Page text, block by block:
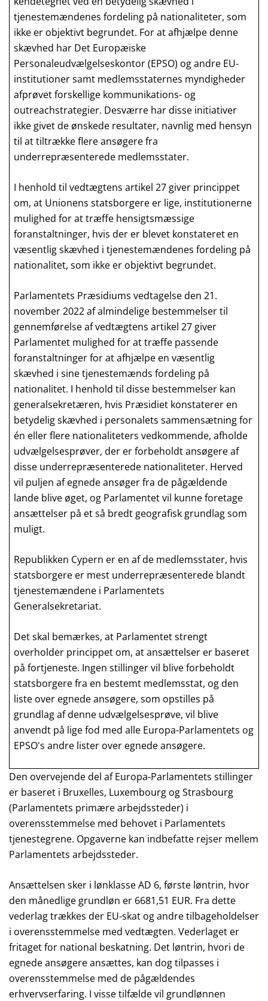
tjenestemændenes fordeling på nationaliteter, som
ikke er objektivt begrundet. For at afhjælpe denne
skævhed har Det Europæiske
Personaleudvælgelseskontor (EPSO) og andre EU-
institutioner samt medlemsstaternes myndigheder
afprøvet forskellige kommunikations- og
outreachstrategier. Desværre har disse initiativer
ikke givet de ønskede resultater, navnlig med hensyn
til at tiltrække flere ansøgere fra
underrepræsenterede medlemsstater.
I henhold til vedtægtens artikel 27 giver princippet
om, at Unionens statsborgere er lige, institutionerne
mulighed for at træffe hensigtsmæssige
foranstaltninger, hvis der er blevet konstateret en
væsentlig skævhed i tjenestemændenes fordeling på
nationalitet, som ikke er objektivt begrundet.
Parlamentets Præsidiums vedtagelse den 21.
november 2022 af almindelige bestemmelser til
gennemførelse af vedtægtens artikel 27 giver
Parlamentet mulighed for at træffe passende
foranstaltninger for at afhjælpe en væsentlig
skævhed i sine tjenestemænds fordeling på
nationalitet. I henhold til disse bestemmelser kan
generalsekretæren, hvis Præsidiet konstaterer en
betydelig skævhed i personalets sammensætning for
én eller flere nationaliteters vedkommende, afholde
udvælgelsesprøver, der er forbeholdt ansøgere af
disse underrepræsenterede nationaliteter. Herved
vil puljen af egnede ansøger fra de pågældende
lande blive øget, og Parlamentet vil kunne foretage
ansættelser på et så bredt geografisk grundlag som
muligt.
Republikken Cypern er en af de medlemsstater, hvis
statsborgere er mest underrepræsenterede blandt
tjenestemændene i Parlamentets
Generalsekretariat.
Det skal bemærkes, at Parlamentet strengt
overholder princippet om, at ansættelser er baseret
på fortjeneste. Ingen stillinger vil blive forbeholdt
statsborgere fra en bestemt medlemsstat, og den
liste over egnede ansøgere, som opstilles på
grundlag af denne udvælgelsesprøve, vil blive
anvendt på lige fod med alle Europa-Parlamentets og
EPSO's andre lister over egnede ansøgere.
Den overvejende del af Europa-Parlamentets stillinger
er baseret i Bruxelles, Luxembourg og Strasbourg
(Parlamentets primære arbejdssteder) i
overensstemmelse med behovet i Parlamentets
tjenestegrene. Opgaverne kan indbefatte rejser mellem
Parlamentets arbejdssteder.
Ansættelsen sker i lønklasse AD 6, første løntrin, hvor
den månedlige grundløn er 6681,51 EUR. Fra dette
vederlag trækkes der EU-skat og andre tilbageholdelser
i overensstemmelse med vedtægten. Vederlaget er
fritaget for national beskatning. Det løntrin, hvori de
egnede ansøgere ansættes, kan dog tilpasses i
overensstemmelse med de pågældendes
erhvervserfaring. I visse tilfælde vil grundlønnen